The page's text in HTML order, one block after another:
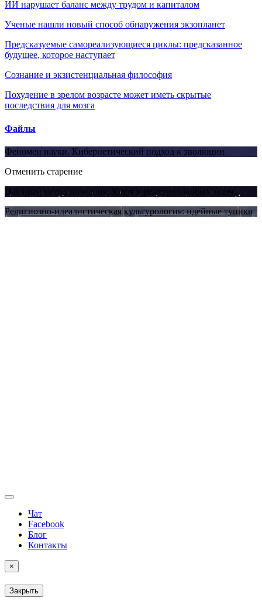
ИИ нарушает баланс между трудом и капиталом
Ученые нашли новый способ обнаружения экзопланет
Предсказуемые самореализующиеся циклы: предсказанное
будущее, которое наступает
Сознание и экзистенциальная философия
Похудение в зрелом возрасте может иметь скрытые
последствия для мозга
Файлы
Феномен науки. Кибернетический подход к эволюции
Отменить старение
Научный метод познания. Ключ к решению любых задач
Религиозно-идеалистическая культурология: идейные тупики
Чат
Facebook
Блог
Контакты
×
Закрыть